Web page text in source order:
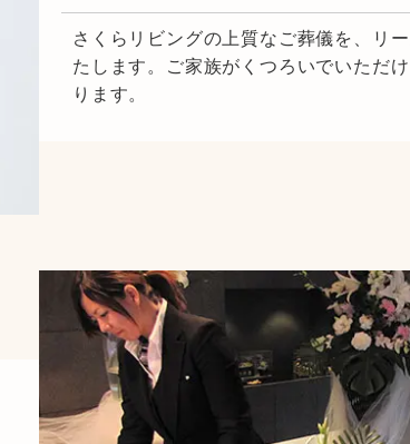
さくらリビングの上質なご葬儀を、リ
たします。ご家族がくつろいでいただ
ります。